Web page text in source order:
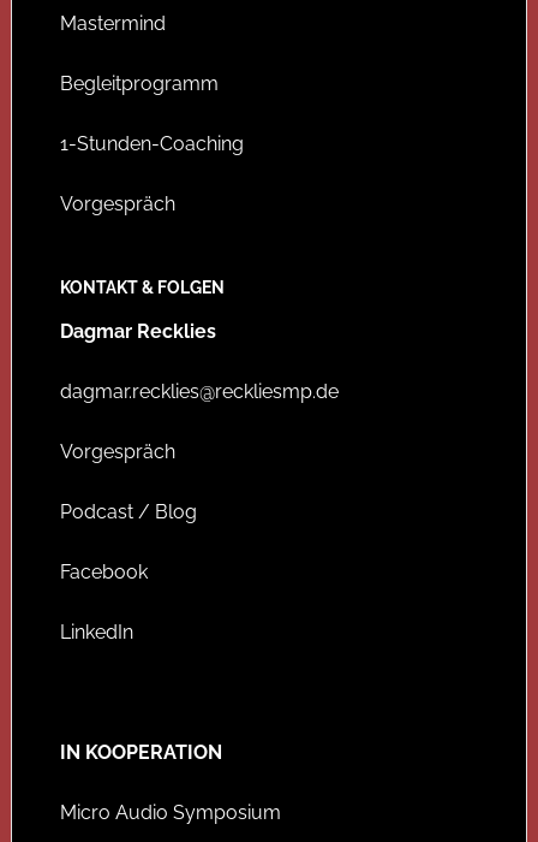
Mastermind
Begleitprogramm
1-Stunden-Coaching
Vorgespräch
KONTAKT & FOLGEN
Dagmar Recklies
dagmar.recklies@reckliesmp.de
Vorgespräch
Podcast / Blog
Facebook
LinkedIn
IN KOOPERATION
Micro Audio Symposium